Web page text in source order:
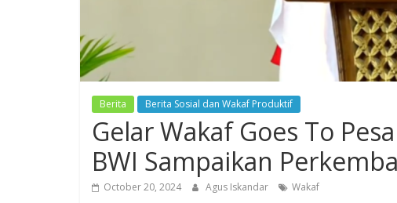
Berita Berita Sosial dan Wakaf Produktif
Gelar Wakaf Goes To
BWI Sampaikan
October 20, 2024 Agus Iskandar Wakaf